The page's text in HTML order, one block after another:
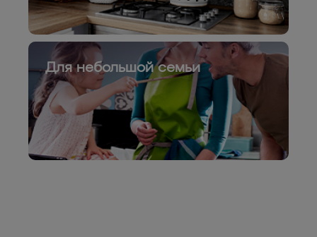
Для небольшой семьи